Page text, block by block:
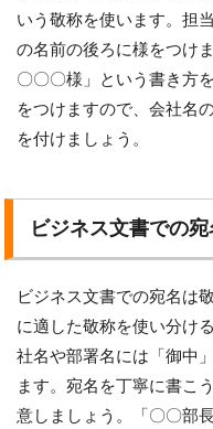
いう敬称を使います。担
の名前の後ろに様をつけ
〇〇〇様」という書き方
をつけますので、会社名
を付けましょう。
ビジネス文書での
ビジネス文書での宛名は
に適した敬称を使い分け
社名や部署名には「御中
ます。宛名を丁寧に書こ
意しましょう。「〇〇部